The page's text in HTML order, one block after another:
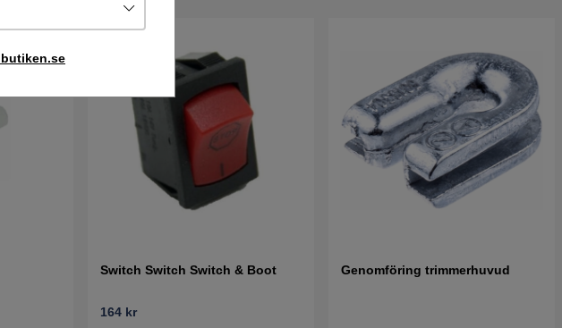
Switch Switch Switch & Boot
164 kr
Genomföring trimmerhuvud